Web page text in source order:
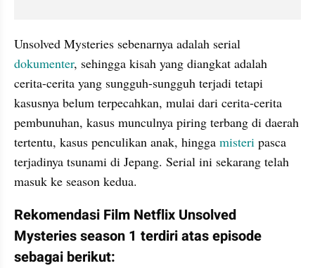
dokumenter, sehingga kisah yang diangkat adalah
cerita-cerita yang sungguh-sungguh terjadi tetapi
kasusnya belum terpecahkan, mulai dari cerita-cerita
pembunuhan, kasus munculnya piring terbang di daerah
tertentu, kasus penculikan anak, hingga misteri pasca
terjadinya tsunami di Jepang. Serial ini sekarang telah
masuk ke season kedua.
Rekomendasi Film Netflix Unsolved
Mysteries season 1 terdiri atas episode
sebagai berikut: